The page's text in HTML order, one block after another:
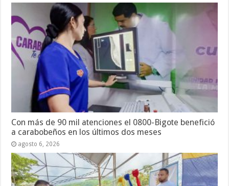
Con más de 90 mil atenciones el 0800-Bigote benefició
a carabobeños en los últimos dos meses
agosto 6, 2026